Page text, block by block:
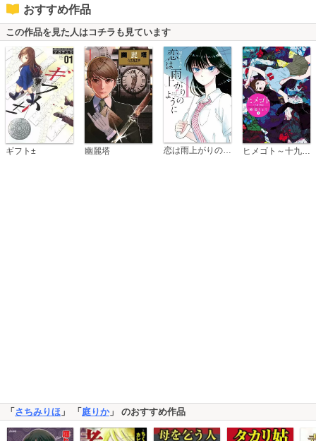
おすすめ作品
この作品を見た人はコチラも見ています
ギフト± 幽麗塔 恋は雨上がりのように
「 さちみりほ 」 「 庭りか」 のおすすめ作品